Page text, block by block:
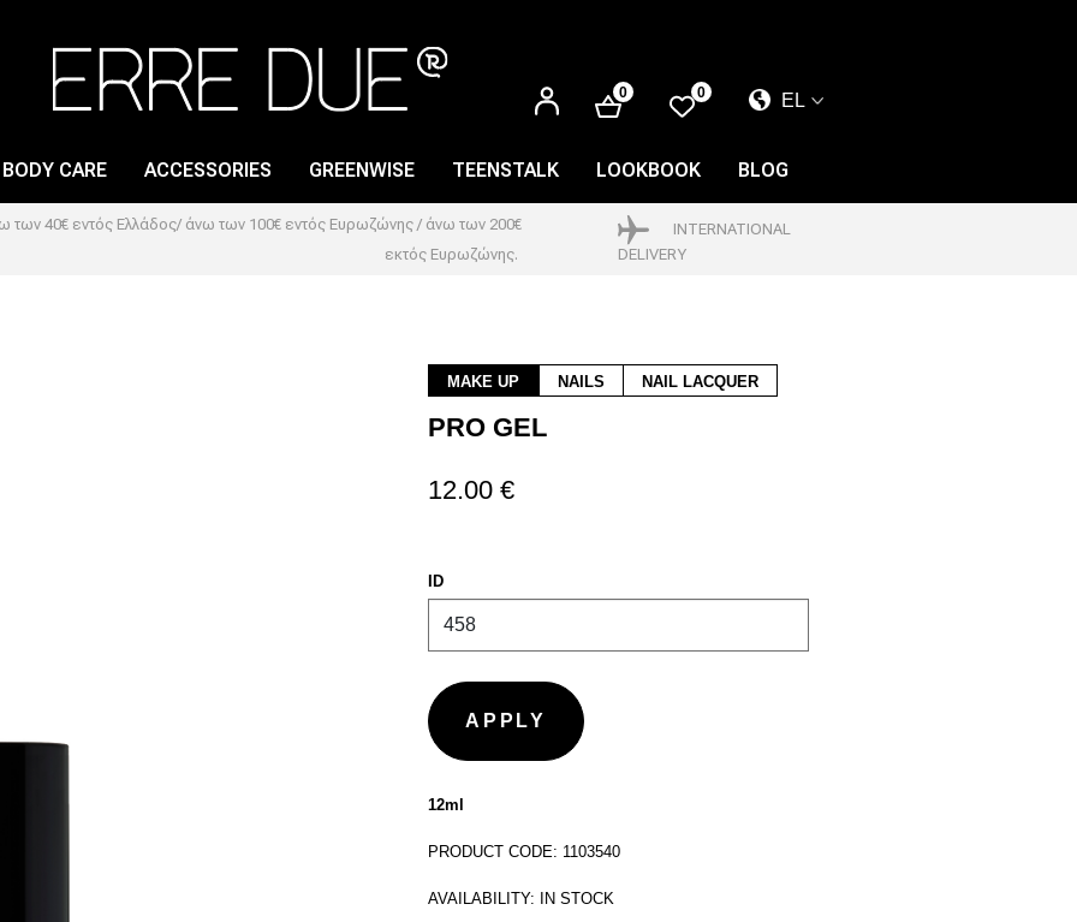
ΕΊΣΟΔΟΣ0 0
EL
EN
NAIL POLISH REMOVER
BODY CARE ACCESSORIES GREENWISE TEENSTALK LOOKBOOK BLOG
40€ εντός Ελλάδος/ άνω των 100€ εντός Ευρωζώνης / άνω των 200€
εκτός Ευρωζώνης.
INTERNATIONAL
DELIVERY
MAKE UP NAILS NAIL LACQUER
PRO GEL
12.00 €
ID
12ml
PRODUCT CODE: 1103540
AVAILABILITY: IN STOCK